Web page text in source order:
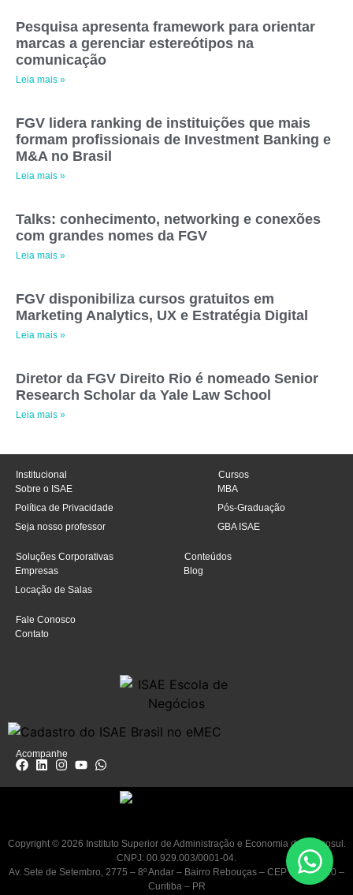
Pesquisa apresenta framework para orientar
marcas a gerenciar estereótipos na
comunicação
Leia mais »
FGV lidera ranking de instituições que mais
formam profissionais de Investment Banking e
M&A no Brasil
Leia mais »
Talks: conhecimento, networking e conexões
com grandes nomes da FGV
Leia mais »
FGV disponibiliza cursos gratuitos em
Marketing Analytics, UX e Estratégia Digital
Leia mais »
Diretor da FGV Direito Rio é nomeado Senior
Research Scholar da Yale Law School
Leia mais »
Institucional
Sobre o ISAE
Política de Privacidade
Seja nosso professor
Cursos
MBA
Pós-Graduação
GBA ISAE
Soluções Corporativas
Empresas
Locação de Salas
Conteúdos
Blog
Fale Conosco
Contato
Acompanhe
Copyright © 2026 Instituto Superior de Administração e Economia do Mercosul.
CNPJ: 00.929.003/0001-04.
Av. Sete de Setembro, 2775 – 8º Andar – Bairro Rebouças – CEP 80230-010 –
Curitiba – PR